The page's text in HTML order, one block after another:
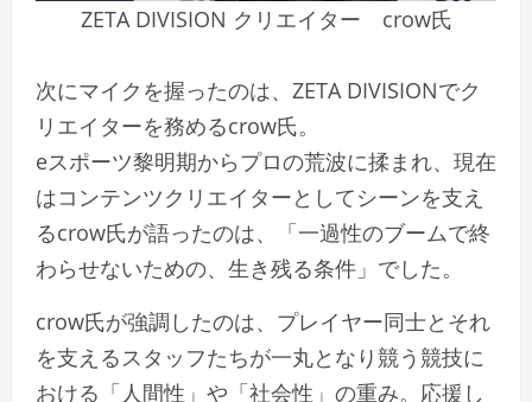
ZETA DIVISION クリエイター crow氏
次にマイクを握ったのは、ZETA DIVISIONでク
リエイターを務めるcrow氏。
eスポーツ黎明期からプロの荒波に揉まれ、現在
はコンテンツクリエイターとしてシーンを支え
るcrow氏が語ったのは、「一過性のブームで終
わらせないための、生き残る条件」でした。
crow氏が強調したのは、プレイヤー同士とそれ
を支えるスタッフたちが一丸となり競う競技に
おける「人間性」や「社会性」の重み。応援し